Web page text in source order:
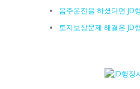
음주운전을 하셨다면 JD
토지보상문제 해결은 JD